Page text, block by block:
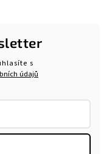
s
údajů